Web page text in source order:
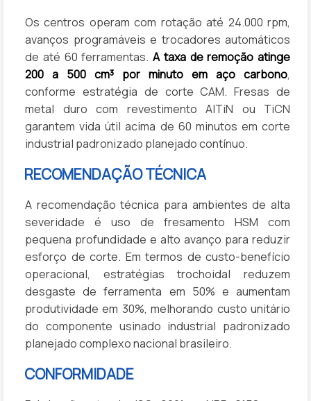
Os centros operam com rotação até 24.000 rpm,
avanços programáveis e trocadores automáticos
de até 60 ferramentas. A taxa de remoção atinge
200 a 500 cm³ por minuto em aço carbono,
conforme estratégia de corte CAM. Fresas de
metal duro com revestimento AlTiN ou TiCN
garantem vida útil acima de 60 minutos em corte
industrial padronizado planejado contínuo.
RECOMENDAÇÃO TÉCNICA
A recomendação técnica para ambientes de alta
severidade é uso de fresamento HSM com
pequena profundidade e alto avanço para reduzir
esforço de corte. Em termos de custo-benefício
operacional, estratégias trochoidal reduzem
desgaste de ferramenta em 50% e aumentam
produtividade em 30%, melhorando custo unitário
do componente usinado industrial padronizado
planejado complexo nacional brasileiro.
CONFORMIDADE